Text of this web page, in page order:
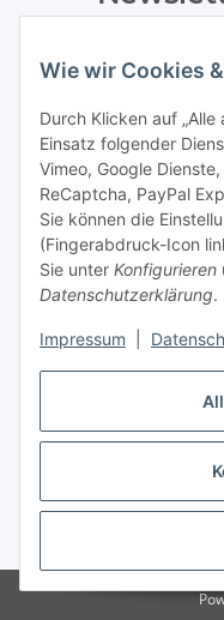
Wie wir Cookies
Durch Klicken auf
Einsatz folgender
Vimeo, Google
ReCaptcha, PayPal
Sie können die
(Fingerabdruck-Icon
Sie unter Konfigurieren
Datenschutzerklärung.
Impressum
Bitte senden
Datenschutzerklärung
Newsletter Abonnieren
Informationen
Gesetzliche Informationen
* Alle Preise inkl. gesetzlicher